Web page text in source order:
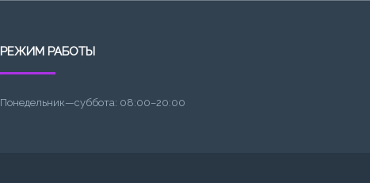
РЕЖИМ РАБОТЫ
Понедельник—суббота: 08:00–20:00